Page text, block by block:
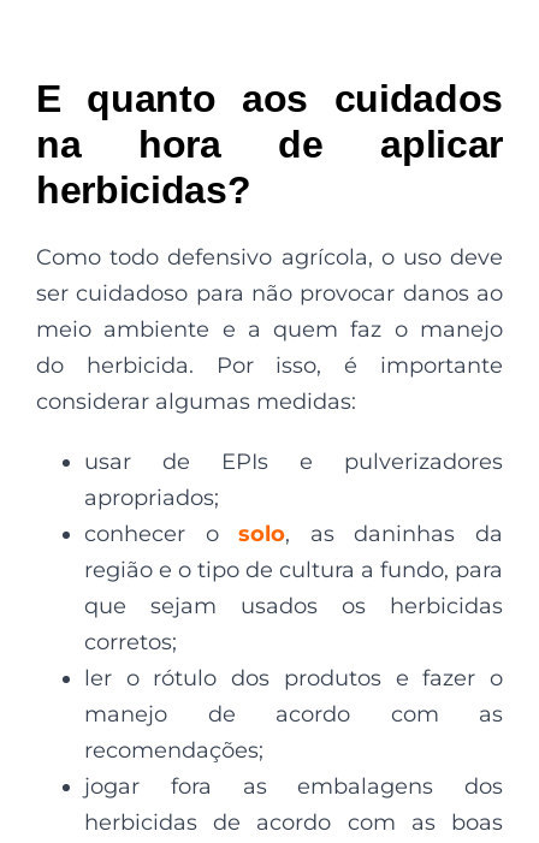
E quanto aos cuidados
na hora de aplicar
herbicidas?
Como todo defensivo agrícola, o uso deve
ser cuidadoso para não provocar danos ao
meio ambiente e a quem faz o manejo
do herbicida. Por isso, é importante
considerar algumas medidas:
usar de EPIs e pulverizadores
apropriados;
conhecer osolo, as daninhas da
região e o tipo de cultura a fundo, para
que sejam usados os herbicidas
corretos;
ler o rótulo dos produtos e fazer o
manejo de acordo com as
recomendações;
jogar fora as embalagens dos
herbicidas de acordo com as boas